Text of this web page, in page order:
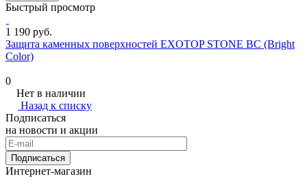
Быстрый просмотр
1 190 руб.
Защита каменных поверхностей EXOTOP STONE BC (Bright
Color)
0
Нет в наличии
Назад к списку
Подписаться
на новости и акции
Подписаться
Интернет-магазин